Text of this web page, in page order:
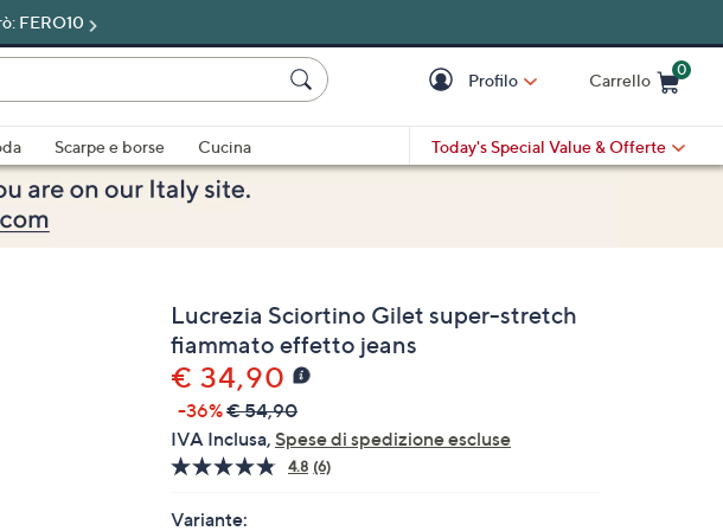
FERO10
Profilo Carrello
0
Scarpe e borse
Cucina
Today's Special Value & Offerte
Lucrezia Sciortino Gilet super-stretch
fiammato effetto jeans
€ 34,90
-36%€ 54,90
IVA Inclusa, Spese di spedizione escluse
4.8 Leggi
(6)
Variante: